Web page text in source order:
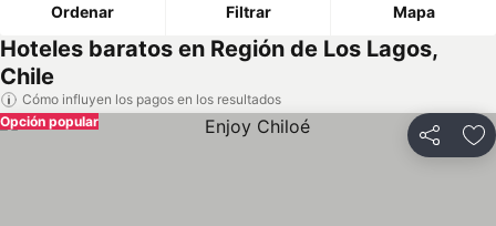
Ordenar Filtrar Mapa
Hoteles baratos en Región de Los Lagos,
Chile
Cómo influyen los pagos en los resultados
Compartir
Opción popular